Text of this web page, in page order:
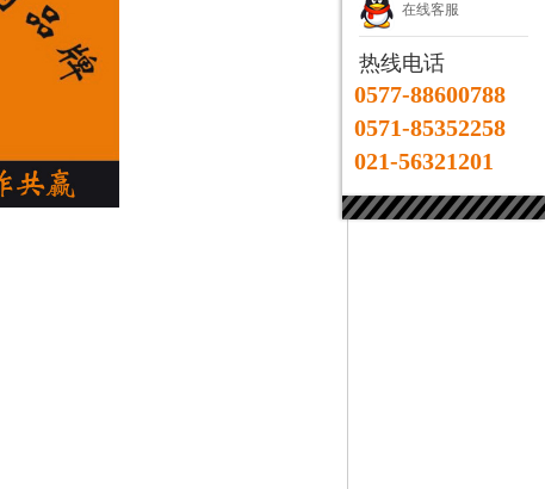
在线客服
热线电话
0577-88600788
0571-85352258
021-56321201